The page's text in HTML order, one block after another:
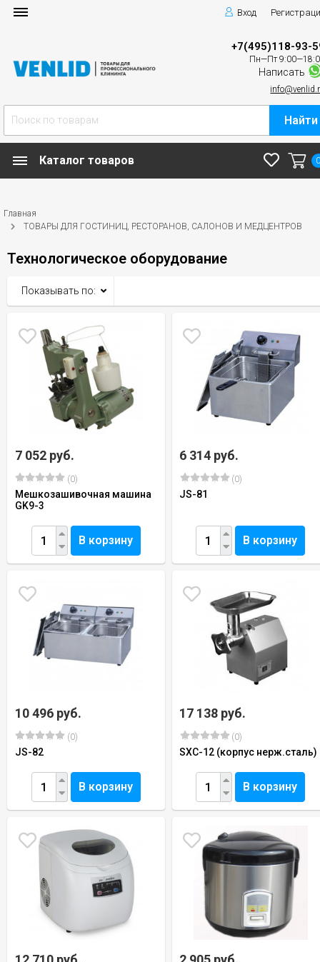
Вход
+7(495)118-93-
Пн—Пт
Написать
Найти
Каталог товаров
Главная
ТОВАРЫ ДЛЯ ГОСТИНИЦ, РЕСТОРАНОВ, САЛОНОВ И МЕДЦЕНТРОВ
Технологическое оборудование
Показывать по:
7 052 руб.
(0)
Мешкозашивочная машина
GK9-3
В корзину
6 314 руб.
(0)
JS-81
В корзину
10 496 руб.
(0)
JS-82
В корзину
17 138 руб.
(0)
SXC-12 (корпус нерж.сталь)
В корзину